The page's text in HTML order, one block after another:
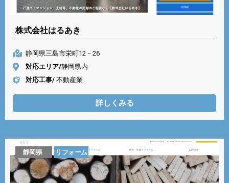
株式会社はるあき
静岡県三島市栄町12－26
対応エリア/静岡県内
対応工事/ 不動産業
詳しくみる
静岡県 リフォーム